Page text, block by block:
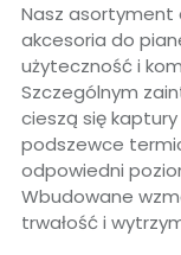
Nasz asortyment
akcesoria do
użyteczność i
Szczególnym
cieszą się
podszewce
odpowiedni
Wbudowane
trwałość i